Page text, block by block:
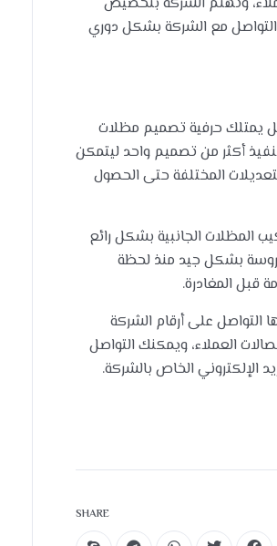
التواصل مع الشركة بشكل دوري
يمتلك حرفية تصميم مظلات
أكثر من تصميم واحد ليتمكن
المختلفة حتى الحصول
المظلات الجانبية بشكل رائع
بشكل جيد منذ لحظة
قبل المغادرة.
على أرقام الشركة
العملاء، ويمكنك التواصل
الإلكتروني الخاص بالشركة.
SHARE